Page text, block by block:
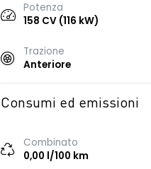
Potenza
158 CV (116 kW)
Trazione
Anteriore
Consumi ed emissioni
Combinato
0,00 l/100 km